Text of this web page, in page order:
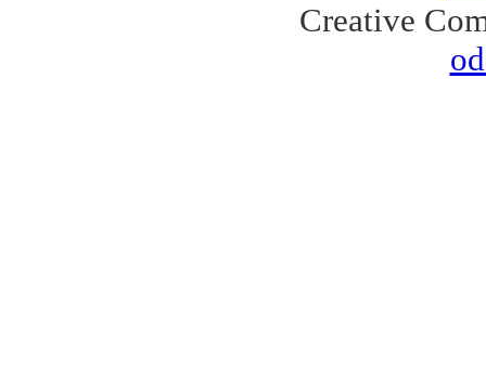
Creative